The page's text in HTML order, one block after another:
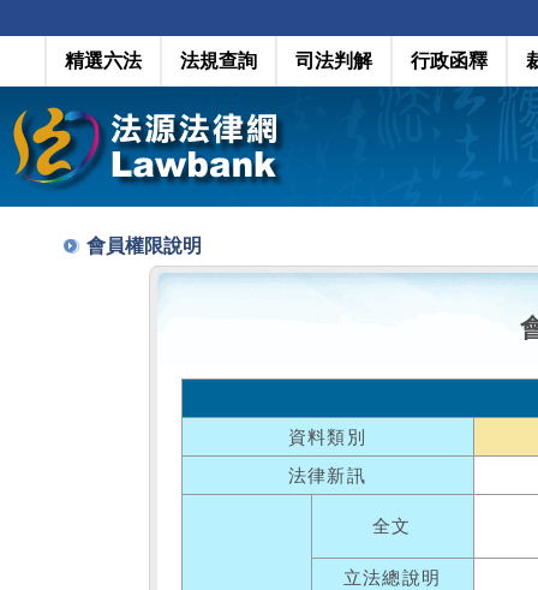
精選六法 法規查詢 司法判解 行政函釋
會員權限說明
資料類別
法律新訊
全文
立法總說明